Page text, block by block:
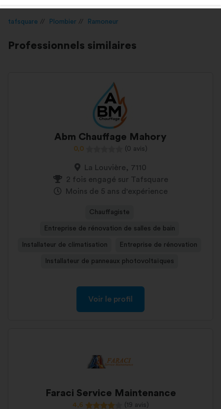
tafsquare Plombier Ramoneur
Professionnels similaires
Abm Chauffage Mahory
0,0 (0 avis)
La Louvière, 7110
2 fois engagé sur Tafsquare
Moins de 5 ans d'expérience
Chauffagiste
Entreprise de rénovation de salles de bain
Installateur de climatisation Entreprise de rénovation
Installateur de panneaux photovoltaïques
Voir le profil
Faraci Service Maintenance
4,6 (19 avis)